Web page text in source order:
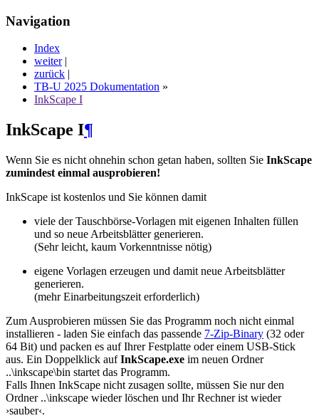
Navigation
Index
weiter|
zurück |
TB-U 2025 Dokumentation »
InkScape I
InkScape I¶
Wenn Sie es nicht ohnehin schon getan haben, sollten Sie InkScape
zumindest einmal ausprobieren!
InkScape ist kostenlos und Sie können damit
viele der Tauschbörse-Vorlagen mit eigenen Inhalten füllen
und so neue Arbeitsblätter generieren.
(Sehr leicht, kaum Vorkenntnisse nötig)
eigene Vorlagen erzeugen und damit neue Arbeitsblätter
generieren.
(mehr Einarbeitungszeit erforderlich)
Zum Ausprobieren müssen Sie das Programm noch nicht einmal
installieren - laden Sie einfach das passende 7-Zip-Binary (32 oder
64 Bit) und packen es auf Ihrer Festplatte oder einem USB-Stick
aus. Ein Doppelklick aufInkScape.exe im neuen Ordner
..\inkscape\bin startet das Programm.
Falls Ihnen InkScape nicht zusagen sollte, müssen Sie nur den
Ordner ..\inkscape wieder löschen und Ihr Rechner ist wieder
›sauber‹.